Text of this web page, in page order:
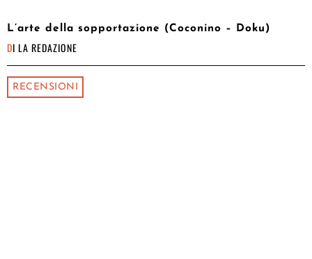
L’arte della sopportazione (Coconino – Doku)
DI LA REDAZIONE
RECENSIONI